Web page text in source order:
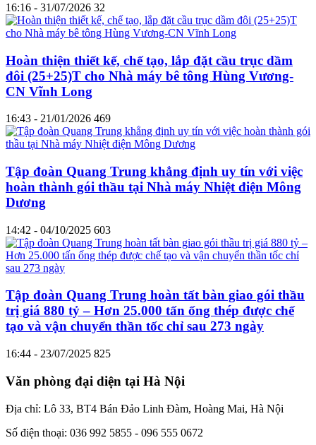
16:16 - 31/07/2026 32
Hoàn thiện thiết kế, chế tạo, lắp đặt cầu trục dầm
đôi (25+25)T cho Nhà máy bê tông Hùng Vương-
CN Vĩnh Long
16:43 - 21/01/2026 469
Tập đoàn Quang Trung khẳng định uy tín với việc
hoàn thành gói thầu tại Nhà máy Nhiệt điện Mông
Dương
14:42 - 04/10/2025 603
Tập đoàn Quang Trung hoàn tất bàn giao gói thầu
trị giá 880 tỷ – Hơn 25.000 tấn ống thép được chế
tạo và vận chuyển thần tốc chỉ sau 273 ngày
16:44 - 23/07/2025 825
Văn phòng đại diện tại Hà Nội
Địa chỉ: Lô 33, BT4 Bán Đảo Linh Đàm, Hoàng Mai, Hà Nội
Số điện thoại: 036 992 5855 - 096 555 0672